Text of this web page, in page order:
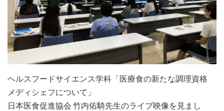
ヘルスフードサイエンス学科「医療食の新たな調理資格
メディシェフについて」
日本医食促進協会 竹内佑騎先生のライブ映像を見まし